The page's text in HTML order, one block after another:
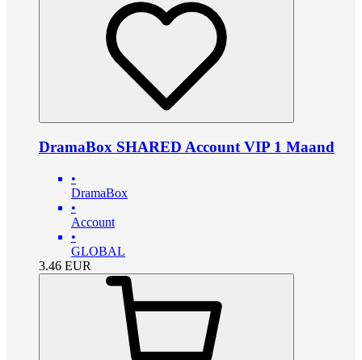
DramaBox SHARED Account VIP 1 Maand
•
DramaBox
•
Account
•
GLOBAL
3.46 EUR